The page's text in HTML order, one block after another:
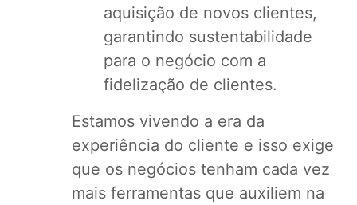
aquisição de novos clientes,
garantindo sustentabilidade
para o negócio com a
fidelização de clientes.
Estamos vivendo a era da
experiência do cliente e isso exige
que os negócios tenham cada vez
mais ferramentas que auxiliem na